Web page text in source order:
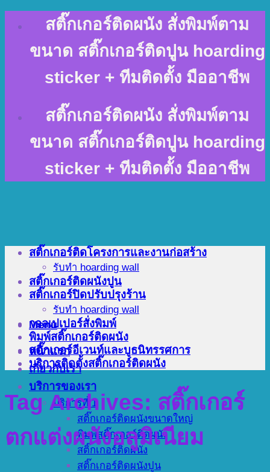
content
สติ๊กเกอร์ติดผนัง สั่งพิมพ์ตาม
ขนาด สติ๊กเกอร์ติดปูน hoarding
sticker + ทีมติดตั้ง มืออาชีพ
สติ๊กเกอร์ติดผนัง สั่งพิมพ์ตาม
ขนาด สติ๊กเกอร์ติดปูน hoarding
sticker + ทีมติดตั้ง มืออาชีพ
Menu
หน้าแรก
เกี่ยวกับเรา
บริการของเรา
บริการที่ 1
สติ๊กเกอร์ติดผนังขนาดใหญ่
พิมพ์สติ๊กเกอร์ติดผนัง
สติ๊กเกอร์ติดผนัง
สติ๊กเกอร์ติดผนังปูน
สติ๊กเกอร์ติดโครงการและงานก่อสร้าง
รับทำ hoarding wall
สติ๊กเกอร์ติดผนังปูน
สติ๊กเกอร์ปิดปรับปรุงร้าน
รับทำ hoarding wall
วอลเปเปอร์สั่งพิมพ์
พิมพ์สติ๊กเกอร์ติดผนัง
สติ๊กเกอร์อีเวนท์และบูธนิทรรศการ
บริการติดตั้งสติ๊กเกอร์ติดผนัง
Tag Archives: สติ๊กเกอร์
ตกแต่งผนังอลูมิเนียม